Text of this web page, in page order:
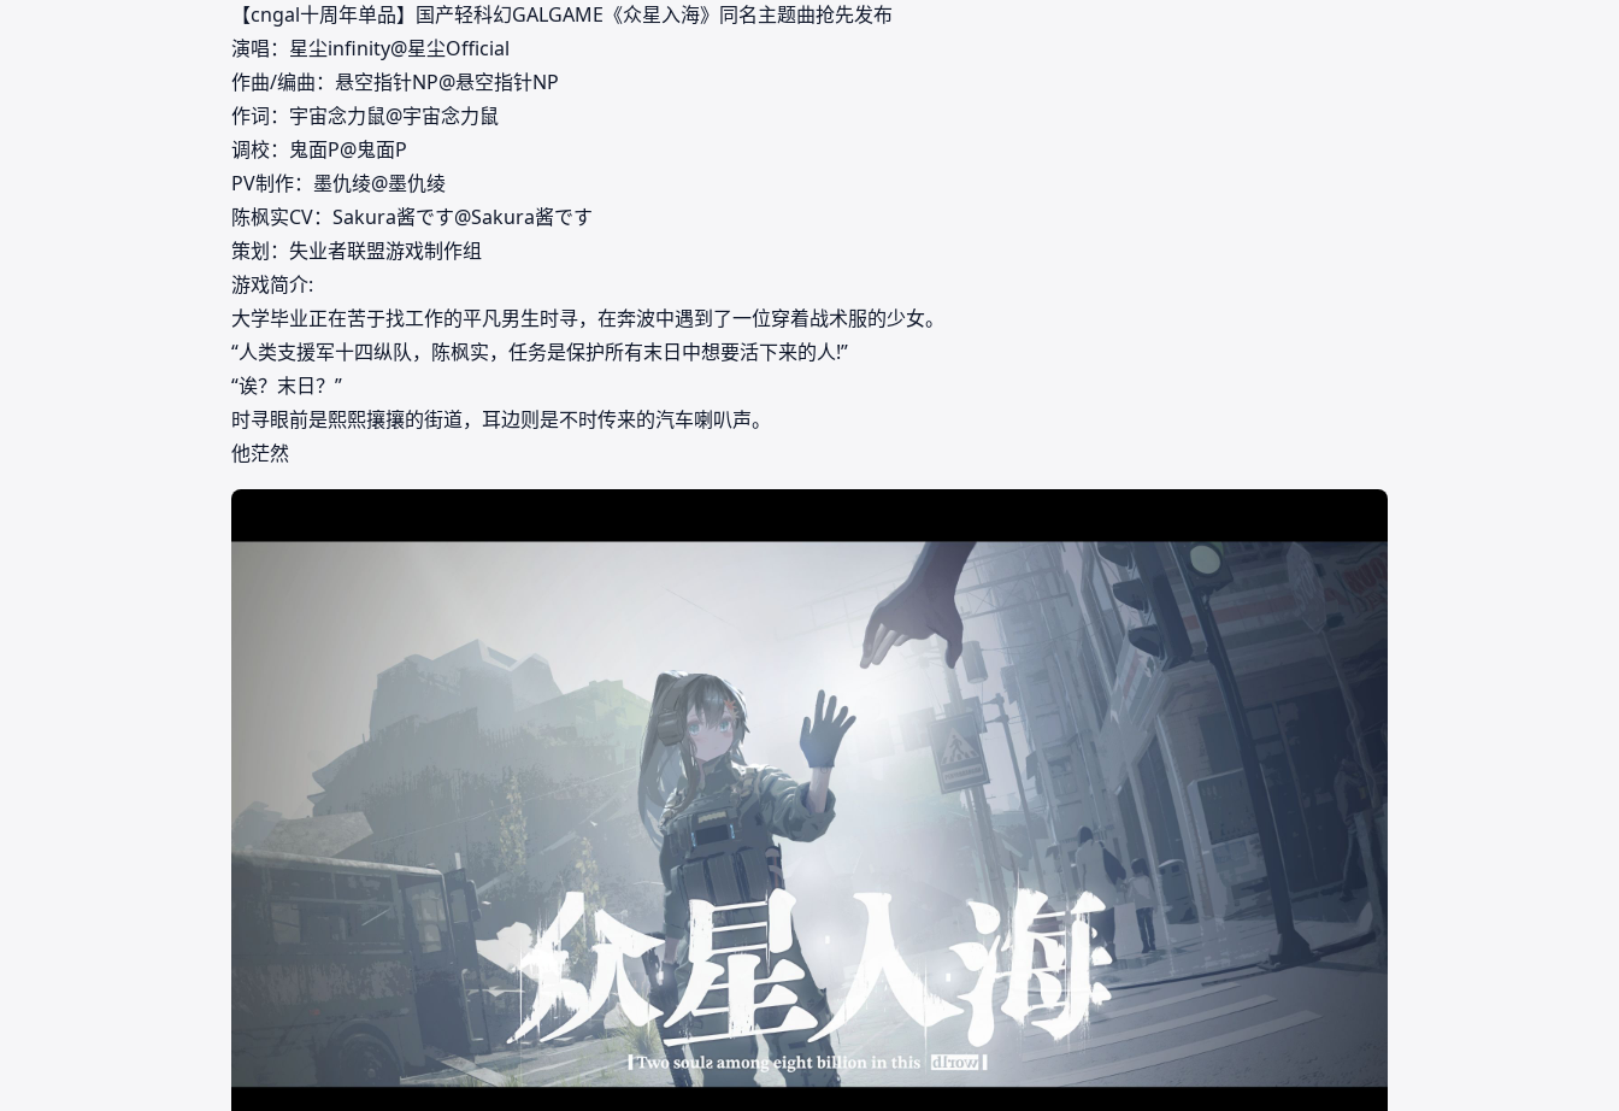
【cngal十周年单品】国产轻科幻GALGAME《众星入海》同名主题曲抢先发布
演唱：星尘infinity@星尘Official
作曲/编曲：悬空指针NP@悬空指针NP
作词：宇宙念力鼠@宇宙念力鼠
调校：鬼面P@鬼面P
PV制作：墨仇绫@墨仇绫
陈枫实CV：Sakura酱です@Sakura酱です
策划：失业者联盟游戏制作组
游戏简介:
大学毕业正在苦于找工作的平凡男生时寻，在奔波中遇到了一位穿着战术服的少女。
“人类支援军十四纵队，陈枫实，任务是保护所有末日中想要活下来的人!”
“诶？末日？”
时寻眼前是熙熙攘攘的街道，耳边则是不时传来的汽车喇叭声。
他茫然